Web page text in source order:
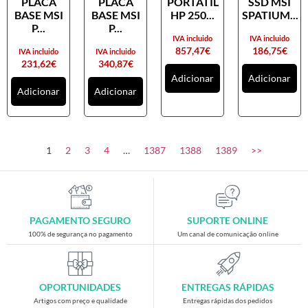
Placas gráficas
SAIS
Ventoínhas
Computadores
All-in-One
Gaming
Acessórios gaming
Cadeiras gaming
Merchandising
BASE MSI
P...
231,62€
IVA incluido
Adicionar
BASE MSI
P...
340,87€
IVA incluido
Adicionar
HP 250...
857,47€
IVA incluido
Adicionar
SPATIUM...
186,75€
IVA incluido
Adicionar
1 2 3 4 … 1387 1388 1389 >>
PAGAMENTO SEGURO
100% de segurança no pagamento
SUPORTE ONLINE
Um canal de comunicação online
OPORTUNIDADES
Artigos com preço e qualidade
ENTREGAS RÁPIDAS
Entregas rápidas dos pedidos